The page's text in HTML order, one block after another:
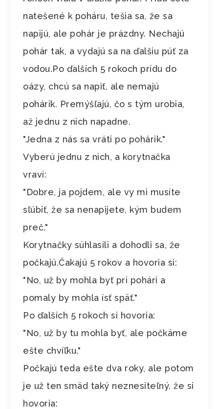
natešené k poháru, tešia sa, že sa
napijú, ale pohár je prázdny. Nechajú
pohár tak, a vydajú sa na ďalšiu púť za
vodou.Po ďalších 5 rokoch prídu do
oázy, chcú sa napiť, ale nemajú
pohárik. Premýšľajú, čo s tým urobia,
až jednu z nich napadne.
"Jedna z nás sa vráti po pohárik."
Vyberú jednu z nich, a korytnačka
vraví:
"Dobre, ja pojdem, ale vy mi musíte
sľúbiť, že sa nenapijete, kým budem
preč."
Korytnačky súhlasili a dohodli sa, že
počkajú.Čakajú 5 rokov a hovoria si:
"No, už by mohla byť pri pohári a
pomaly by mohla ísť späť."
Po ďalších 5 rokoch si hovoria:
"No, už by tu mohla byť, ale počkáme
ešte chvíľku."
Počkajú teda ešte dva roky, ale potom
je už ten smäd taký neznesiteľný, že si
hovoria: